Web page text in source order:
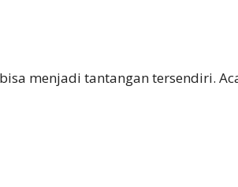
menjadi tantangan tersendiri.